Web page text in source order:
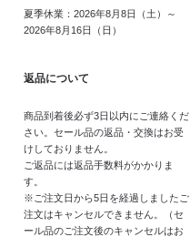
夏季休業：2026年8月8日（土）～
2026年8月16日（日）
返品について
商品到着後必ず3日以内にご連絡くだ
さい。セール品の返品・交換はお受
けしておりません。
ご返品には返品手数料がかかりま
す。
※ご注文日から5日を経過しましたご
注文はキャンセルできません。（セ
ール品のご注文後のキャンセルはお